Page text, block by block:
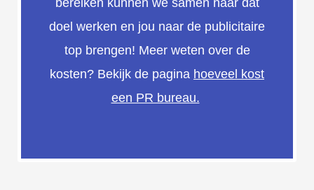
bereiken kunnen we samen naar dat
doel werken en jou naar de publicitaire
top brengen! Meer weten over de
kosten? Bekijk de pagina hoeveel kost
een PR bureau.